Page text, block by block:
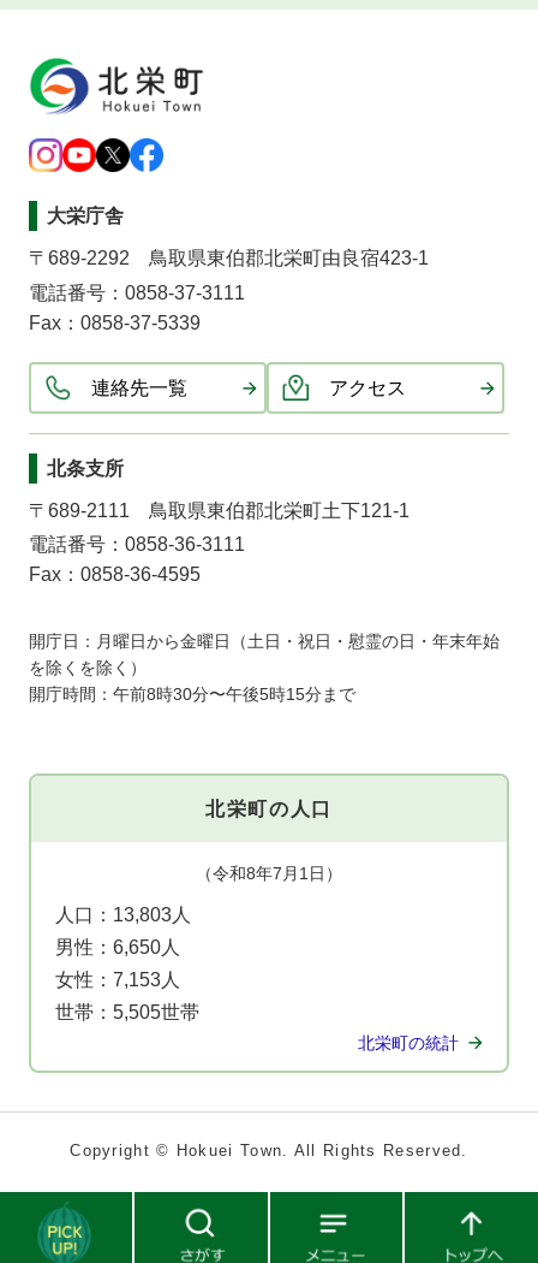
大栄庁舎
〒689-2292 鳥取県東伯郡北栄町由良宿423-1
電話番号：0858-37-3111
Fax：0858-37-5339
連絡先一覧 アクセス
北条支所
〒689-2111 鳥取県東伯郡北栄町土下121-1
電話番号：0858-36-3111
Fax：0858-36-4595
開庁日：月曜日から金曜日（土日・祝日・慰霊の日・年末年始
を除くを除く）
開庁時間：午前8時30分〜午後5時15分まで
北栄町の人口
（令和8年7月1日）
人口： 13,803人
男性： 6,650人
女性： 7,153人
世帯： 5,505世帯
北栄町の統計
Copyright © Hokuei Town. All Rights Reserved.